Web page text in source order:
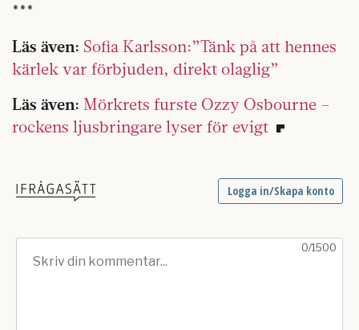
***
Läs även: Sofia Karlsson:”Tänk på att hennes
kärlek var förbjuden, direkt olaglig”
Läs även: Mörkrets furste Ozzy Osbourne –
rockens ljusbringare lyser för evigt